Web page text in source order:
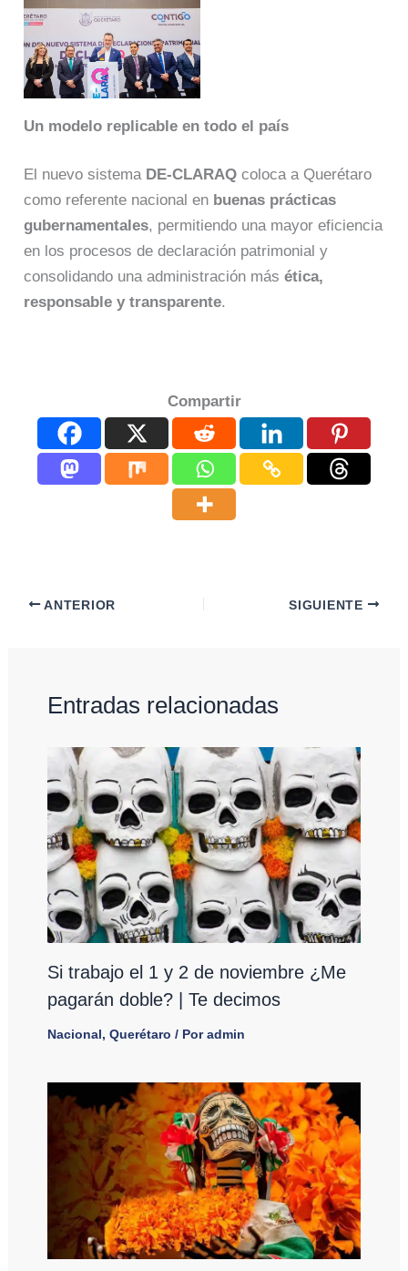
Un modelo replicable en todo el país
El nuevo sistema DE-CLARAQ coloca a Querétaro
como referente nacional en buenas prácticas
gubernamentales, permitiendo una mayor eficiencia
en los procesos de declaración patrimonial y
consolidando una administración másética,
responsable y transparente.
Compartir
ANTERIOR SIGUIENTE
Entradas relacionadas
Si trabajo el 1 y 2 de noviembre ¿Me
pagarán doble? | Te decimos
Nacional, Querétaro / Poradmin